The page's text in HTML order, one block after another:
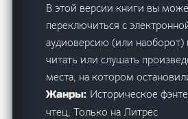
В этой версии книги вы
переключиться с
аудиоверсию (или
читать или слушать
места, на котором
Жанры: Историческое
чтец, Только на Литрес